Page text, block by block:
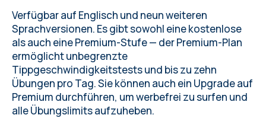
Verfügbar auf Englisch und neun weiteren
Sprachversionen. Es gibt sowohl eine kostenlose
als auch eine Premium-Stufe — der Premium-Plan
ermöglicht unbegrenzte
Tippgeschwindigkeitstests und bis zu zehn
Übungen pro Tag. Sie können auch ein Upgrade auf
Premium durchführen, um werbefrei zu surfen und
alle Übungslimits aufzuheben.